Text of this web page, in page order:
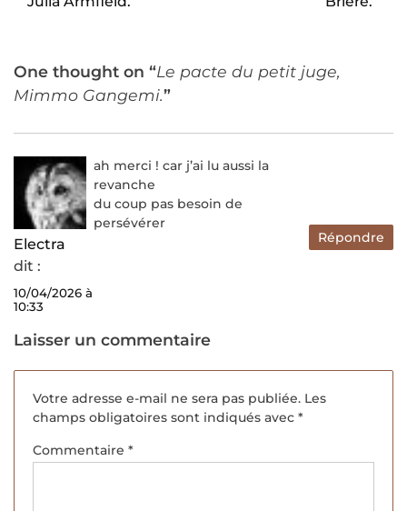
One thought on “Le pacte du petit juge,
Mimmo Gangemi.”
Electra
dit :
10/04/2026 à
10:33
ah merci ! car j’ai lu aussi la
revanche
du coup pas besoin de
persévérer
Répondre
Laisser un commentaire
Votre adresse e-mail ne sera pas publiée. Les
champs obligatoires sont indiqués avec *
Commentaire *